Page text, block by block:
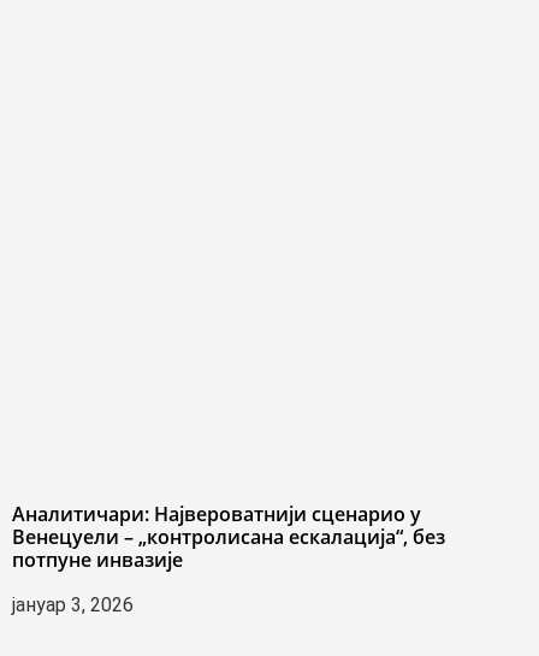
Аналитичари: Највероватнији сценарио у
Венецуели – „контролисана ескалација“, без
потпуне инвазије
јануар 3, 2026